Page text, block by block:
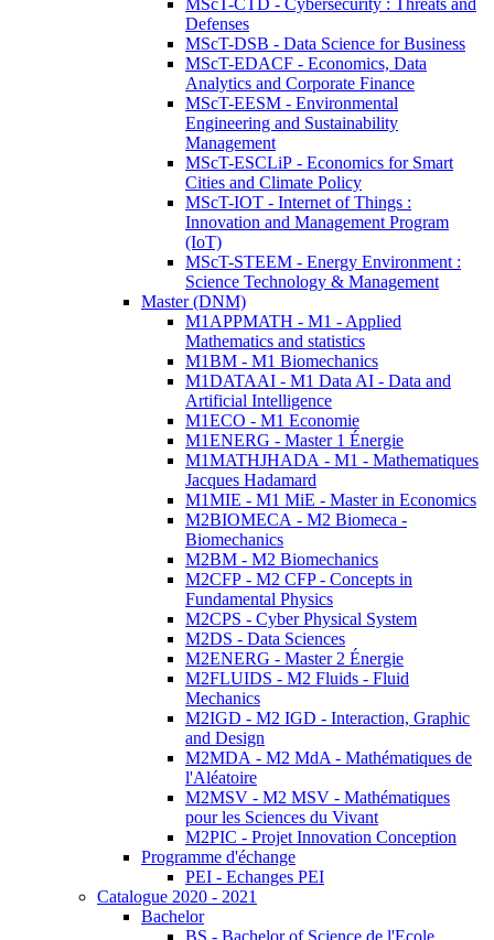
MScT-CTD - Cybersecurity : Threats and
Defenses
MScT-DSB - Data Science for Business
MScT-EDACF - Economics, Data
Analytics and Corporate Finance
MScT-EESM - Environmental
Engineering and Sustainability
Management
MScT-ESCLiP - Economics for Smart
Cities and Climate Policy
MScT-IOT - Internet of Things :
Innovation and Management Program
(IoT)
MScT-STEEM - Energy Environment :
Science Technology & Management
Master (DNM)
M1APPMATH - M1 - Applied
Mathematics and statistics
M1BM - M1 Biomechanics
M1DATAAI - M1 Data AI - Data and
Artificial Intelligence
M1ECO - M1 Economie
M1ENERG - Master 1 Énergie
M1MATHJHADA - M1 - Mathematiques
Jacques Hadamard
M1MIE - M1 MiE - Master in Economics
M2BIOMECA - M2 Biomeca -
Biomechanics
M2BM - M2 Biomechanics
M2CFP - M2 CFP - Concepts in
Fundamental Physics
M2CPS - Cyber Physical System
M2DS - Data Sciences
M2ENERG - Master 2 Énergie
M2FLUIDS - M2 Fluids - Fluid
Mechanics
M2IGD - M2 IGD - Interaction, Graphic
and Design
M2MDA - M2 MdA - Mathématiques de
l'Aléatoire
M2MSV - M2 MSV - Mathématiques
pour les Sciences du Vivant
M2PIC - Projet Innovation Conception
Programme d'échange
PEI - Echanges PEI
Catalogue 2020 - 2021
Bachelor
BS - Bachelor of Science de l'Ecole